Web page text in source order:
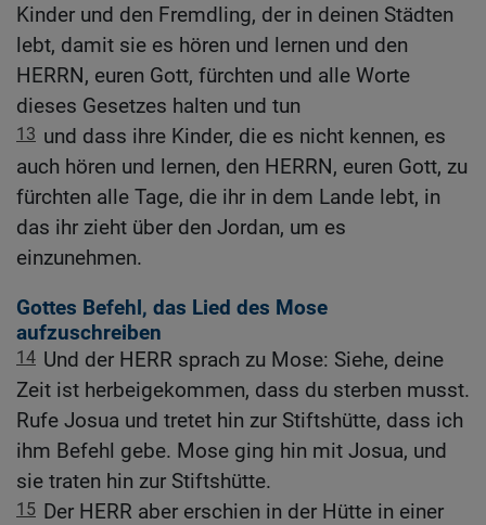
Kinder und den Fremdling, der in deinen Städten
lebt, damit sie es hören und lernen und den
HERRN, euren Gott, fürchten und alle Worte
dieses Gesetzes halten und tun
13 und dass ihre Kinder, die es nicht kennen, es
auch hören und lernen, den HERRN, euren Gott, zu
fürchten alle Tage, die ihr in dem Lande lebt, in
das ihr zieht über den Jordan, um es
einzunehmen.
Gottes Befehl, das Lied des Mose
aufzuschreiben
14 Und der HERR sprach zu Mose: Siehe, deine
Zeit ist herbeigekommen, dass du sterben musst.
Rufe Josua und tretet hin zur Stiftshütte, dass ich
ihm Befehl gebe. Mose ging hin mit Josua, und
sie traten hin zur Stiftshütte.
15 Der HERR aber erschien in der Hütte in einer